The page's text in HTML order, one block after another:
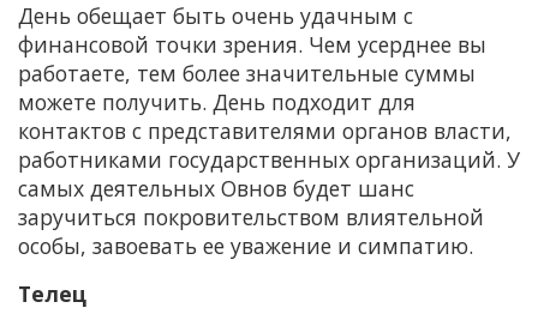
День обещает быть очень удачным с
финансовой точки зрения. Чем усерднее вы
работаете, тем более значительные суммы
можете получить. День подходит для
контактов с представителями органов власти,
работниками государственных организаций. У
самых деятельных Овнов будет шанс
заручиться покровительством влиятельной
особы, завоевать ее уважение и симпатию.
Телец